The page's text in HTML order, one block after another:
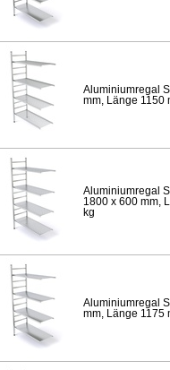
Aluminiumregal
mm, Länge 1150
Aluminiumregal
1800 x 600 mm,
kg
Aluminiumregal
mm, Länge 1175